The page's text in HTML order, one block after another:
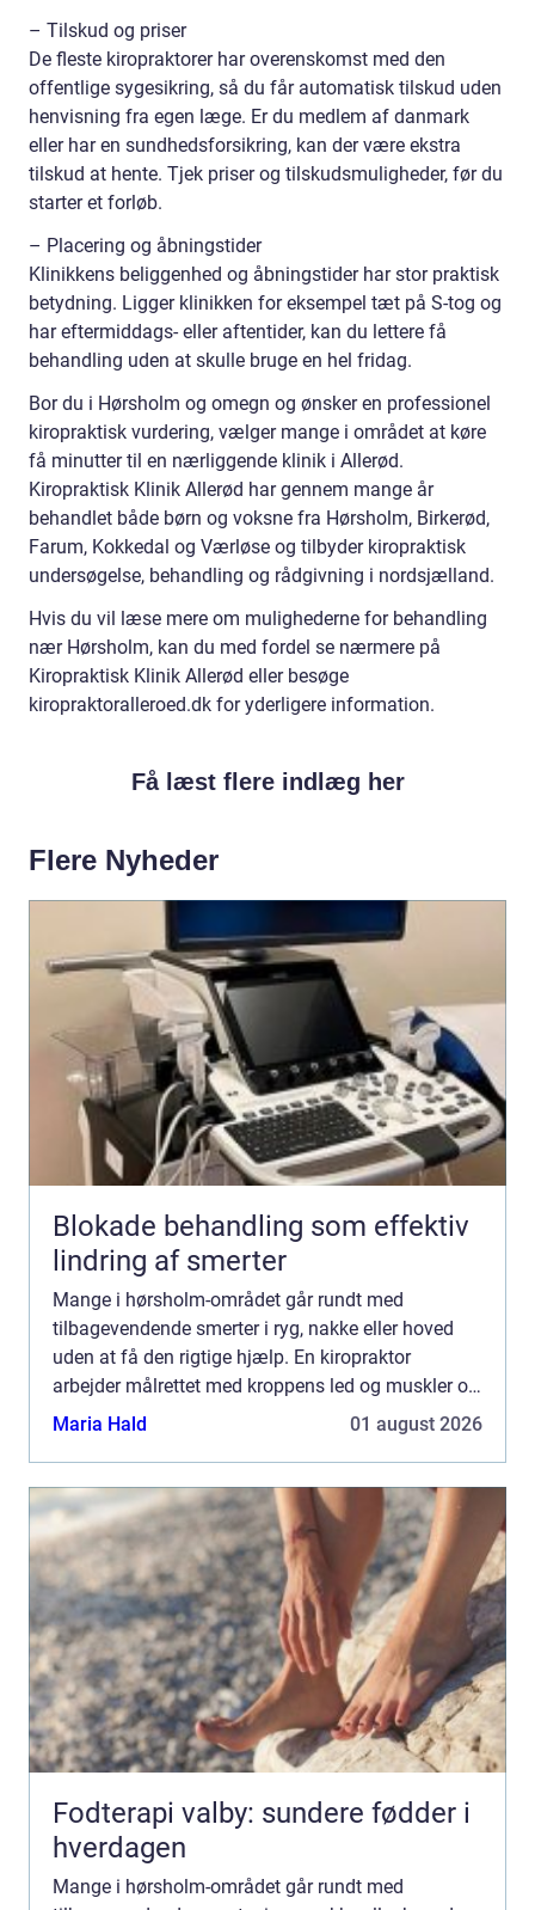
– Tilskud og priser
De fleste kiropraktorer har overenskomst med den
offentlige sygesikring, så du får automatisk tilskud uden
henvisning fra egen læge. Er du medlem af danmark
eller har en sundhedsforsikring, kan der være ekstra
tilskud at hente. Tjek priser og tilskudsmuligheder, før du
starter et forløb.
– Placering og åbningstider
Klinikkens beliggenhed og åbningstider har stor praktisk
betydning. Ligger klinikken for eksempel tæt på S-tog og
har eftermiddags- eller aftentider, kan du lettere få
behandling uden at skulle bruge en hel fridag.
Bor du i Hørsholm og omegn og ønsker en professionel
kiropraktisk vurdering, vælger mange i området at køre
få minutter til en nærliggende klinik i Allerød.
Kiropraktisk Klinik Allerød har gennem mange år
behandlet både børn og voksne fra Hørsholm, Birkerød,
Farum, Kokkedal og Værløse og tilbyder kiropraktisk
undersøgelse, behandling og rådgivning i nordsjælland.
Hvis du vil læse mere om mulighederne for behandling
nær Hørsholm, kan du med fordel se nærmere på
Kiropraktisk Klinik Allerød eller besøge
kiropraktoralleroed.dk for yderligere information.
Få læst flere indlæg her
Flere Nyheder
Blokade behandling som effektiv
lindring af smerter
Mange i hørsholm-området går rundt med
tilbagevendende smerter i ryg, nakke eller hoved
uden at få den rigtige hjælp. En kiropraktor
arbejder målrettet med kroppens led og muskler og
kan ofte lindre smerter, forbedre bevægeligheden
Maria Hald 01 august 2026
Fodterapi valby: sundere fødder i
hverdagen
Mange i hørsholm-området går rundt med